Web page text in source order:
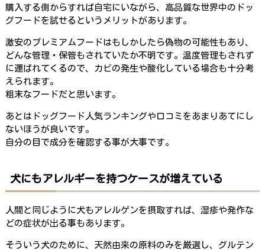
購入する側からすれば自宅にいながら、高品質な世界中のドッ
グフードを試せるというメリットがあります。
激安のプレミアムフードはもしかしたら偽物の可能性もあり、
どんな管理・保管もされていたか不明です。温度管理もされず
に運ばれてくるので、カビの発生や酸化している場合も十分考
えられます。
粗末なフードだと思います。
あとはドッグフード人気ランキングや口コミをあまりあてにし
ないほうが良いです。
自分の目で成分を確認する事が大事です。
犬にもアレルギーを持つケースが増えている
人間と同じように犬もアレルゲンを摂取すれば、湿疹や発作な
どの症状が出る事もあります。
そういう犬のために、天然由来の原料のみを厳選し、グルテン